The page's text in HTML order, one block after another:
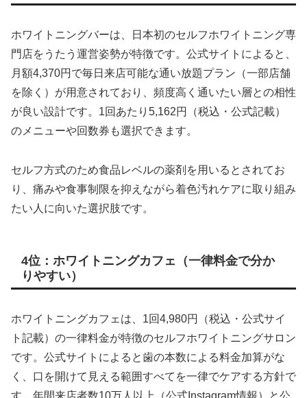
ホワイトニングバーは、日本初のセルフホワイトニング専
門店をうたう運営姿勢が特徴です。公式サイトによると、
月額4,370円で毎日来店可能な通い放題プラン（一部店舗
を除く）が用意されており、頻度高く通いたい層との相性
が良い設計です。1回あたり5,162円（税込・公式記載）
のメニューや回数券も選択できます。
セルフ方式のため食品レベルの薬剤を用いるとされてお
り、痛みや食事制限を抑えながら着色汚れケアに取り組み
たい人に向いた選択肢です。
4位：ホワイトニングカフェ（一律料金で分か
りやすい）
ホワイトニングカフェは、1回4,980円（税込・公式サイ
ト記載）の一律料金が特徴のセルフホワイトニングサロン
です。公式サイトによると歯の本数による料金加算がな
く、口を開けて見える範囲すべてを一律でケアする方針で
す。年間来店者数10万人以上（公式Instagram情報）と公